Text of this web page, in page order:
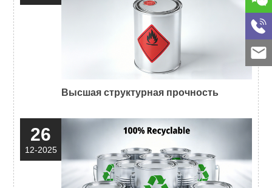
Высшая структурная прочность
26
12-2025